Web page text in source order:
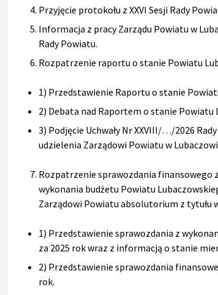
Przyjęcie protokołu z XXVI Sesji Rady
Informacja z pracy Zarządu Powiatu w
Rady Powiatu.
Rozpatrzenie raportu o stanie Powiatu
1) Przedstawienie Raportu o stanie
2) Debata nad Raportem o stanie Powiatu
3) Podjęcie Uchwały Nr XXVIII/…/2026
udzielenia Zarządowi Powiatu w
Rozpatrzenie sprawozdania finansowego
wykonania budżetu Powiatu
Zarządowi Powiatu absolutorium z tytułu
1) Przedstawienie sprawozdania z
za 2025 rok wraz z informacją o stanie
2) Przedstawienie sprawozdania
rok.